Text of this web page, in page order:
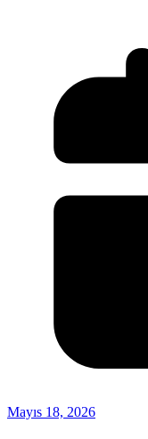
Mayıs 18, 2026